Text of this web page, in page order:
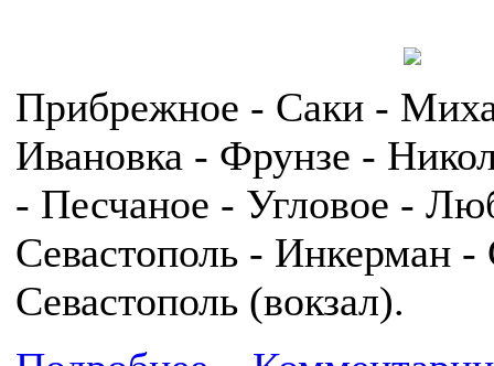
Прибрежное - Саки -
Ивановка - Фрунзе -
- Песчаное - Угловое -
Севастополь - Инкерман -
Севастополь (вокзал).